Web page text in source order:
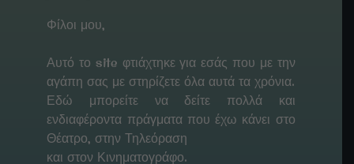
Φίλοι μου,
Αυτό το site φτιάχτηκε για εσάς που με την
αγάπη σας με στηρίζετε όλα αυτά τα χρόνια.
Εδώ μπορείτε να δείτε πολλά και
ενδιαφέροντα πράγματα που έχω κάνει στο
Θέατρο, στην Τηλεόραση
και στον Κινηματογράφο.